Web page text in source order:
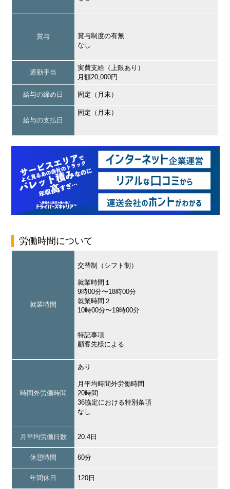
賞与
賞与制度の有無
なし
通勤手当
実費支給（上限あり）
月額20,000円
給与の締め日 固定（月末）
給与の支払日
固定（月末）
労働時間について
就業時間
交替制（シフト制）
就業時間１
9時00分〜18時00分
就業時間２
10時00分〜19時00分
特記事項
顧客先様による
時間外労働時間
あり
月平均時間外労働時間
20時間
36協定における特別条項
なし
月平均労働日数 20.4日
休憩時間 60分
年間休日 120日